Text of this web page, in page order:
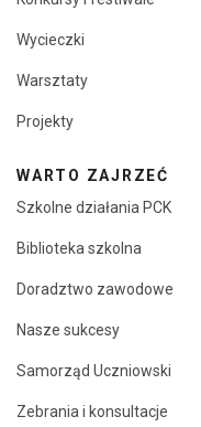
Wycieczki
Warsztaty
Projekty
WARTO ZAJRZEĆ
Szkolne działania PCK
Biblioteka szkolna
Doradztwo zawodowe
Nasze sukcesy
Samorząd Uczniowski
Zebrania i konsultacje